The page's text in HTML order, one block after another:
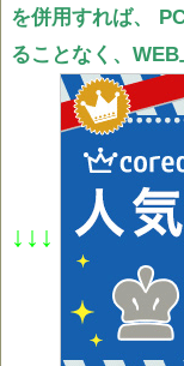
を併用すれば、
ることなく、WEB
↓↓↓